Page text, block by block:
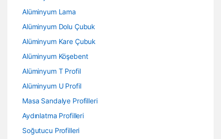
Alüminyum Lama
Alüminyum Dolu Çubuk
Alüminyum Kare Çubuk
Alüminyum Köşebent
Alüminyum T Profil
Alüminyum U Profil
Masa Sandalye Profilleri
Aydınlatma Profilleri
Soğutucu Profilleri